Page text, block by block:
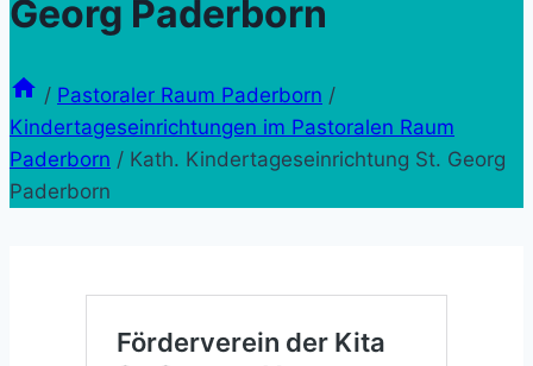
Georg Paderborn
/ Pastoraler Raum Paderborn /
Kindertageseinrichtungen im Pastoralen Raum
Paderborn / Kath. Kindertageseinrichtung St. Georg
Paderborn